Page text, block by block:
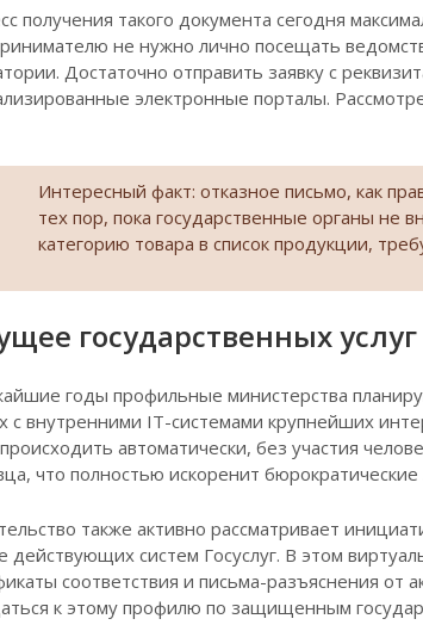
получения такого документа сегодня
не нужно лично посещать
Достаточно отправить заявку с
электронные порталы.
Интересный факт: отказное письмо, как
тех пор, пока государственные органы не
категорию товара в список продукции,
государственных
годы профильные министерства
с внутренними IT-системами крупнейших
автоматически, без участия
что полностью искоренит
также активно рассматривает
действующих систем Госуслуг. В этом
соответствия и письма-разъяснения от
к этому профилю по защищенным